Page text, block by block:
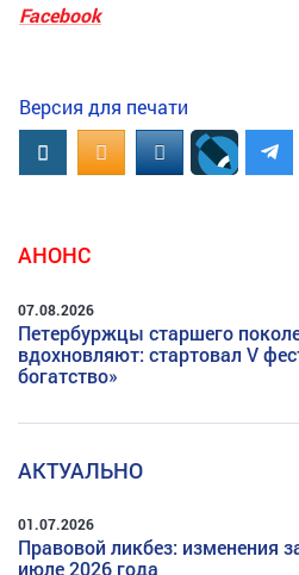
Facebook
Версия для печати
ВконтактеOK.RUMAIL.RU
АНОНС
07.08.2026
Петербуржцы старшего
вдохновляют: стартовал V
богатство»
АКТУАЛЬНО
01.07.2026
Правовой ликбез: изменения
июле 2026 года